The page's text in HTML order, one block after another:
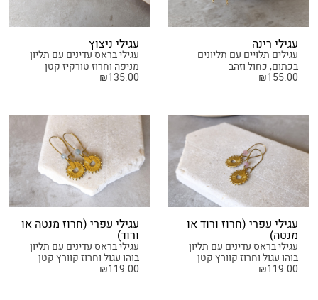
עגילי רינה
עגילים תלויים עם תליונים
בכתום, כחול וזהב
₪155.00
עגילי ניצוץ
עגילי בראס עדינים עם תליון
מניפה וחרוז טורקיז קטן
₪135.00
עגילי עפרי (חרוז ורוד או
מנטה)
עגילי בראס עדינים עם תליון
בוהו עגול וחרוז קוורץ קטן
₪119.00
עגילי עפרי (חרוז מנטה או
ורוד)
עגילי בראס עדינים עם תליון
בוהו עגול וחרוז קוורץ קטן
₪119.00